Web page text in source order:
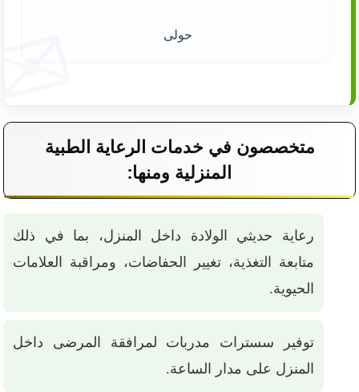
حولى
متخصصون في خدمات الرعاية الطبية
المنزلية ومنها:
رعاية حديثي الولادة داخل المنزل، بما في ذلك
متابعة التغذية، تغيير الحفاضات، ومراقبة العلامات
الحيوية.
توفير سسترات مدربات لمرافقة المرضى داخل
المنزل على مدار الساعة.